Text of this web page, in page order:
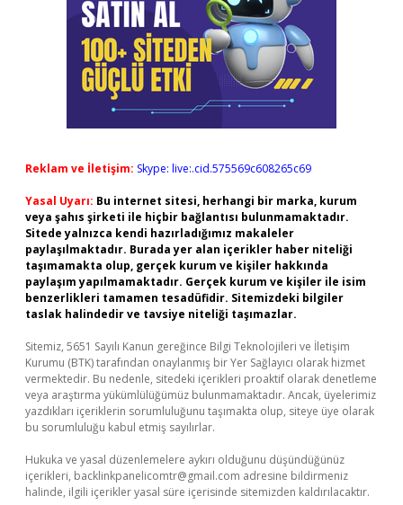
Reklam ve İletişim: Skype: live:.cid.575569c608265c69
Yasal Uyarı: Bu internet sitesi, herhangi bir marka, kurum
veya şahıs şirketi ile hiçbir bağlantısı bulunmamaktadır.
Sitede yalnızca kendi hazırladığımız makaleler
paylaşılmaktadır. Burada yer alan içerikler haber niteliği
taşımamakta olup, gerçek kurum ve kişiler hakkında
paylaşım yapılmamaktadır. Gerçek kurum ve kişiler ile isim
benzerlikleri tamamen tesadüfidir. Sitemizdeki bilgiler
taslak halindedir ve tavsiye niteliği taşımazlar.
Sitemiz, 5651 Sayılı Kanun gereğince Bilgi Teknolojileri ve İletişim
Kurumu (BTK) tarafından onaylanmış bir Yer Sağlayıcı olarak hizmet
vermektedir. Bu nedenle, sitedeki içerikleri proaktif olarak denetleme
veya araştırma yükümlülüğümüz bulunmamaktadır. Ancak, üyelerimiz
yazdıkları içeriklerin sorumluluğunu taşımakta olup, siteye üye olarak
bu sorumluluğu kabul etmiş sayılırlar.
Hukuka ve yasal düzenlemelere aykırı olduğunu düşündüğünüz
içerikleri, backlinkpanelicomtr@gmail.com adresine bildirmeniz
halinde, ilgili içerikler yasal süre içerisinde sitemizden kaldırılacaktır.